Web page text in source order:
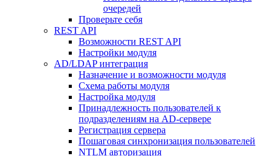
очередей
Проверьте себя
REST API
Возможности REST API
Настройки модуля
AD/LDAP интеграция
Назначение и возможности модуля
Схема работы модуля
Настройка модуля
Принадлежность пользователей к
подразделениям на AD-сервере
Регистрация сервера
Пошаговая синхронизация пользователей
NTLM авторизация